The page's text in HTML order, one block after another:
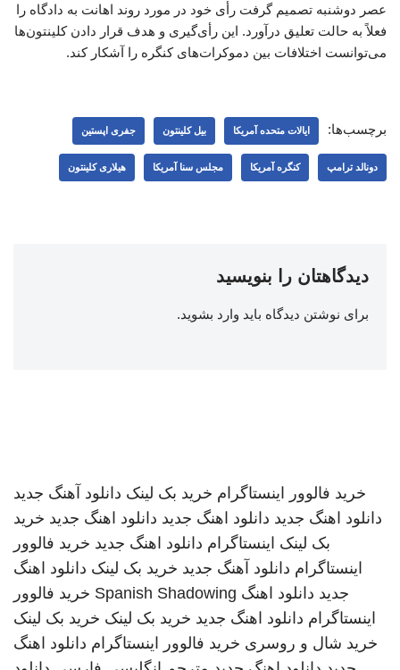
عصر دوشنبه تصمیم گرفت رأی خود در مورد روند اهانت به دادگاه را
فعلاً به حالت تعلیق درآورد. این رأی‌گیری و هدف قرار دادن کلینتون‌ها
می‌توانست اختلافات بین دموکرات‌های کنگره را آشکار کند.
برچسب‌ها: ایالات متحده آمریکا بیل کلینتون جفری اپستین
دونالد ترامپ کنگره آمریکا مجلس سنا آمریکا هیلاری کلینتون
دیدگاهتان را بنویسید
برای نوشتن دیدگاه باید وارد بشوید.
خرید فالوور اینستاگرام خرید بک لینک دانلود آهنگ جدید
دانلود اهنگ جدید دانلود اهنگ جدید دانلود اهنگ جدید خرید
بک لینک اینستاگرام دانلود اهنگ جدید خرید فالوور
اینستاگرام دانلود آهنگ جدید خرید بک لینک دانلود اهنگ
جدید دانلود اهنگ Spanish Shadowing خرید فالوور
اینستاگرام دانلود اهنگ جدید خرید بک لینک خرید بک لینک
خرید شال و روسری خرید فالوور اینستاگرام دانلود اهنگ